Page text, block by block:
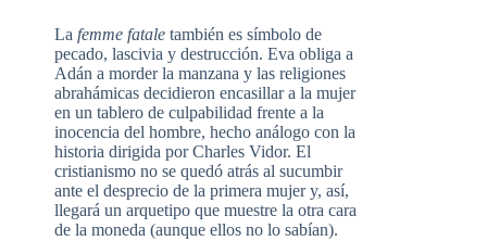
La femme fatale también es símbolo de
pecado, lascivia y destrucción. Eva obliga a
Adán a morder la manzana y las religiones
abrahámicas decidieron encasillar a la mujer
en un tablero de culpabilidad frente a la
inocencia del hombre, hecho análogo con la
historia dirigida por Charles Vidor. El
cristianismo no se quedó atrás al sucumbir
ante el desprecio de la primera mujer y, así,
llegará un arquetipo que muestre la otra cara
de la moneda (aunque ellos no lo sabían).